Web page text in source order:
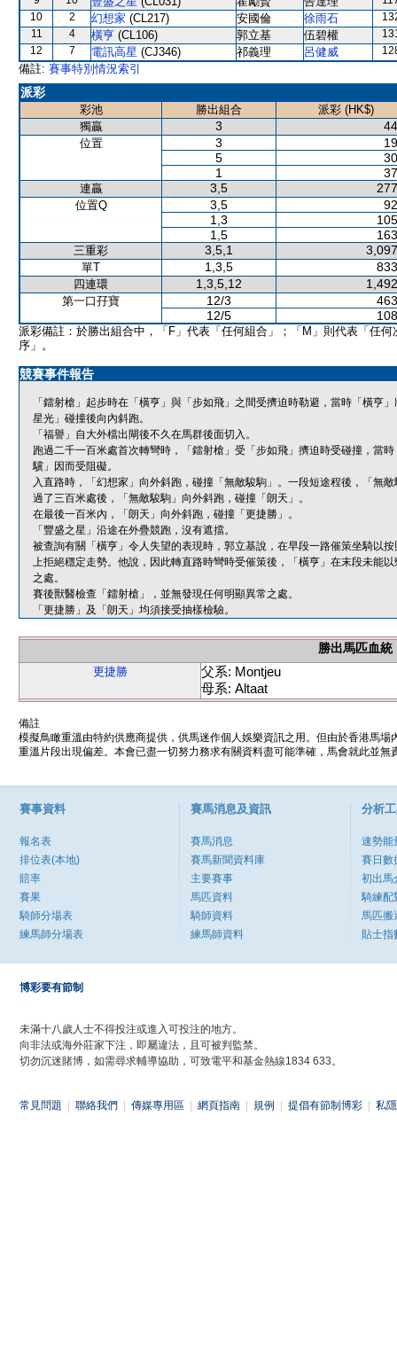
10
2 幻想家 (CL217) 安國倫 徐雨石
11
4 橫亨 (CL106) 郭立基 伍碧權
12
7 電訊高星 (CJ346) 祁義理 呂健威
備註: 賽事特別情況索引
派彩
彩池 勝出組合
派彩 (HK$)
獨贏
3
位置 3
5
1
連贏 3,5
位置Q 3,5
1,3
1,5
三重彩 3,5,1
單T 1,3,5
四連環 1,3,5,12
第一口孖寶 12/3
12/5
派彩備註：於勝出組合中，「F」代表「任何組合」；「M」則代表「任何
序」。
競賽事件報告
「鐳射槍」起步時在「橫亨」與「步如飛」之間受擠迫時勒避，當時「橫亨
星光」碰撞後向內斜跑。
「福譽」自大外檔出閘後不久在馬群後面切入。
跑過二千一百米處首次轉彎時，「鐳射槍」受「步如飛」擠迫時受碰撞，當
驥」因而受阻礙。
入直路時，「幻想家」向外斜跑，碰撞「無敵駿駒」。一段短途程後，「無
過了三百米處後，「無敵駿駒」向外斜跑，碰撞「朗天」。
在最後一百米內，「朗天」向外斜跑，碰撞「更捷勝」。
「豐盛之星」沿途在外疊競跑，沒有遮擋。
被查詢有關「橫亨」令人失望的表現時，郭立基說，在早段一路催策坐騎以
上拒絕穩定走勢。他說，因此轉直路時彎時受催策後，「橫亨」在末段未能
之處。
賽後獸醫檢查「鐳射槍」，並無發現任何明顯異常之處。
「更捷勝」及「朗天」均須接受抽樣檢驗。
勝出馬匹血統
更捷勝
父系: Montjeu
母系: Altaat
備註
模擬鳥瞰重溫由特約供應商提供，供馬迷作個人娛樂資訊之用。但由於香港馬
重溫片段出現偏差。本會已盡一切努力務求有關資料盡可能準確，馬會就此並
賽事資料
報名表
排位表(本地)
賠率
賽果
騎師分場表
練馬師分場表
賽馬消息及資訊
賽馬消息
賽馬新聞資料庫
主要賽事
馬匹資料
騎師資料
練馬師資料
分析
速勢能
賽日數
初出馬
騎練配
馬匹搬
貼士指
博彩要有節制
未滿十八歲人士不得投注或進入可投注的地方。
向非法或海外莊家下注，即屬違法，且可被判監禁。
切勿沉迷賭博，如需尋求輔導協助，可致電平和基金熱線1834 633。
常見問題 聯絡我們 傳媒專用區 網頁指南 規例 提倡有節制博彩 私